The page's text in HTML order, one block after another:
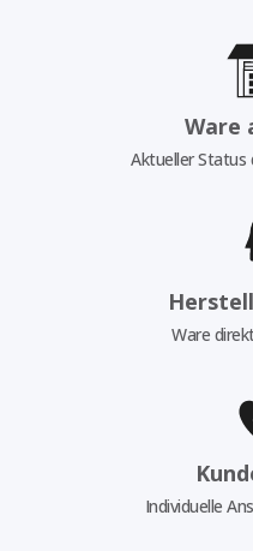
Ware
Aktueller Status
Ware
Individuelle